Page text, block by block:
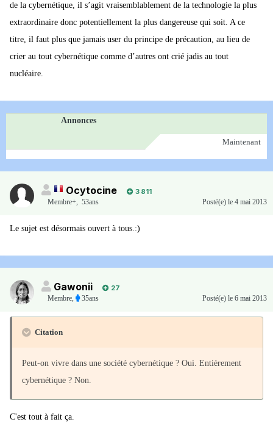
de la cybernétique, il s’agit vraisemblablement de la technologie la plus
extraordinaire donc potentiellement la plus dangereuse qui soit. A ce
titre, il faut plus que jamais user du principe de précaution, au lieu de
crier au tout cybernétique comme d’autres ont crié jadis au tout
nucléaire.
Annonces
Maintenant
Ocytocine
3 811
Membre+, 53ans Posté(e) le 4 mai 2013
Le sujet est désormais ouvert à tous.:)
Gawonii
27
Membre, 35ans Posté(e) le 6 mai 2013
Citation
Peut-on vivre dans une société cybernétique ? Oui. Entièrement
cybernétique ? Non.
C'est tout à fait ça.